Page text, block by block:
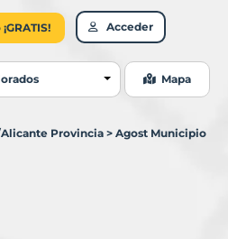
Acceder
Mapa
Provincia > Agost Municipio